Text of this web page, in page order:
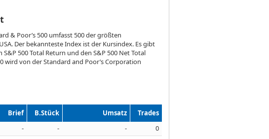
& Poor’s 500 umfasst 500 der größten
Der bekannteste Index ist der Kursindex. Es gibt
S&P 500 Total Return und den S&P 500 Net Total
wird von der Standard and Poor’s Corporation
Brief B.Stück Umsatz
Trades
- - -
0